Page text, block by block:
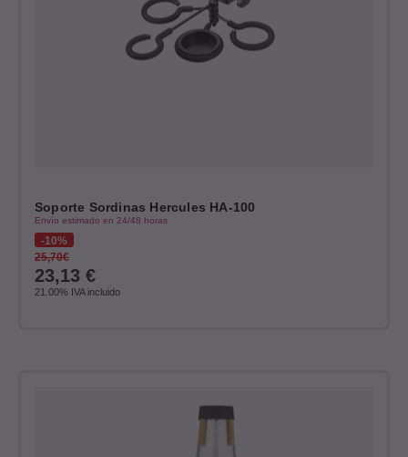
Soporte Sordinas Hercules HA-100
Envío estimado en 24/48 horas
10%
25,70€
23,13 €
21.00% IVA incluido